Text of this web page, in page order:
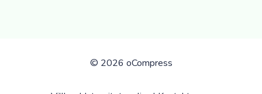
© 2026 oCompress